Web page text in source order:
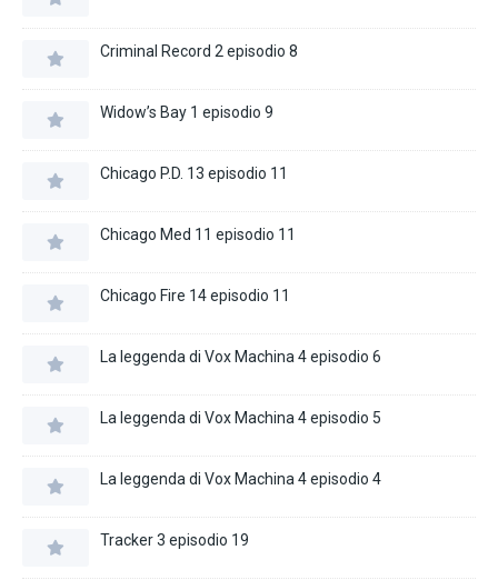
Criminal Record 2 episodio 8
Widow’s Bay 1 episodio 9
Chicago P.D. 13 episodio 11
Chicago Med 11 episodio 11
Chicago Fire 14 episodio 11
La leggenda di Vox Machina 4 episodio 6
La leggenda di Vox Machina 4 episodio 5
La leggenda di Vox Machina 4 episodio 4
Tracker 3 episodio 19